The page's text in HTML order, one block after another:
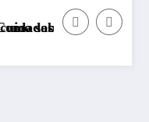
é boa? Veja 9